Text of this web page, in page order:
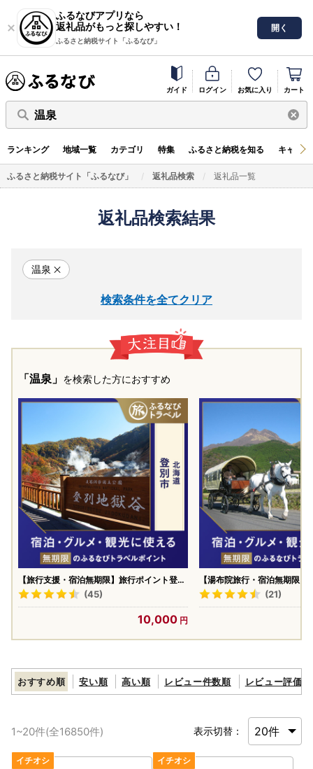
ふるなびアプリなら
返礼品がもっと探しやすい！
ふるさと納税サイト「ふるなび」
開く
ガイド ログイン お気に入り カート
温泉
ランキング 地域一覧 カテゴリ 特集 ふるさと納税を知る キャン
ふるさと納税サイト「ふるなび」 返礼品検索 返礼品一覧
返礼品検索結果
温泉
検索条件を全てクリア
「温泉」 を検索した方におすすめ
【旅行支援・宿泊無期限】旅行ポイント登別
市ふるなびトラベルポイント
(45)
10,000
【湯布院旅行・宿泊無期限】
布市ふるなびトラベルポイン
(21)
おすすめ順 安い順 高い順 レビュー件数順 レビュー評価順
1~20件(全16850件) 表示切替：